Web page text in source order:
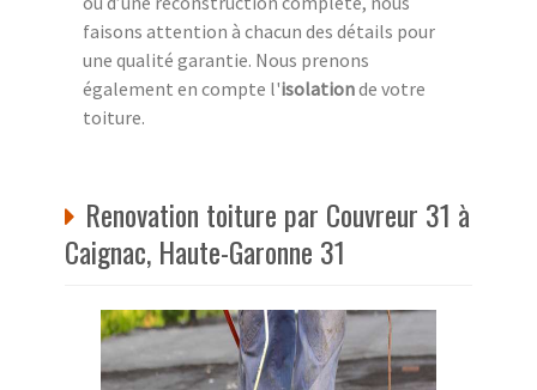
faisons attention à chacun des détails pour
une qualité garantie. Nous prenons
également en compte l'isolationde votre
toiture.
Renovation toiture par Couvreur 31 à
Caignac, Haute-Garonne 31